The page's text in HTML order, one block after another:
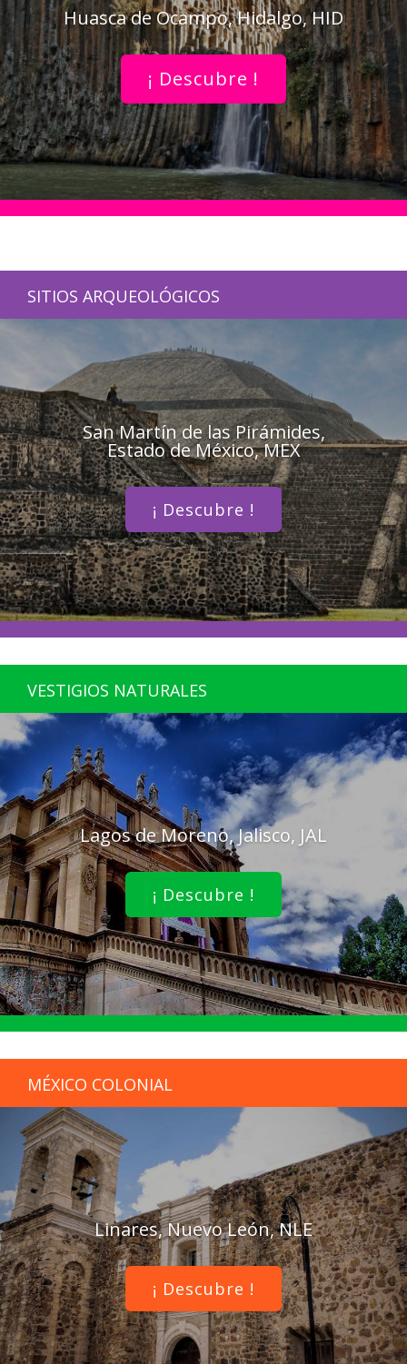
Huasca de Ocampo, Hidalgo, HID
¡ Descubre !
SITIOS ARQUEOLÓGICOS
San Martín de las Pirámides,
Estado de México, MEX
¡ Descubre !
VESTIGIOS NATURALES
Lagos de Moreno, Jalisco, JAL
¡ Descubre !
MÉXICO COLONIAL
Linares, Nuevo León, NLE
¡ Descubre !